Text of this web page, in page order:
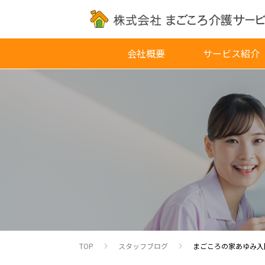
会社概要 サービス紹介
TOP スタッフブログ まごころの家あゆみ